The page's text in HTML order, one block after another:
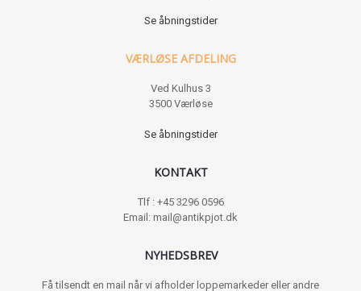
Se åbningstider
VÆRLØSE AFDELING
Ved Kulhus 3
3500 Værløse
Se åbningstider
KONTAKT
Tlf : +45 3296 0596
Email: mail@antikpjot.dk
NYHEDSBREV
Få tilsendt en mail når vi afholder loppemarkeder eller andre